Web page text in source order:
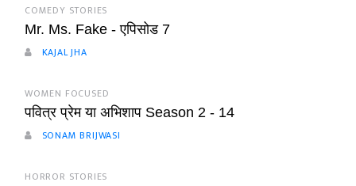
COMEDY STORIES
Mr. Ms. Fake - एपिसोड 7
KAJAL JHA
WOMEN FOCUSED
पवित्र प्रेम या अभिशाप Season 2 - 14
SONAM BRIJWASI
HORROR STORIES